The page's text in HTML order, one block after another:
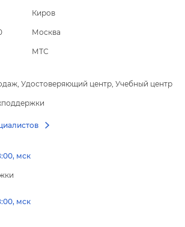
Киро
Москва
МТС
Удостоверяющий центр, Учебный центр
мск
мск